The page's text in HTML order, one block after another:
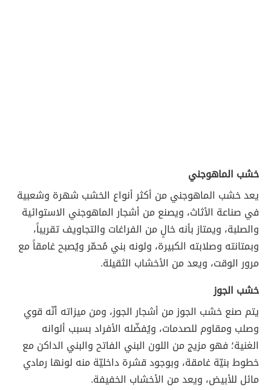
خشب الماهوجني
يعد خشب الماهوجني من أكثر أنواع الخشب شهرة وشعبية
في صناعة الأثاث، ويصنع من أشجار الماهوجني الاستوائية
والصلبة، ويمتاز بأنه خالٍ من الفراغات والتجاويف تقريباً،
وبمتانته وصلابته الكبيرة، ولونه بني مُحمّر ويُصبح غامقاً مع
مرور الوقت، ويعد من الأخشاب الثقيلة.
خشب الجوز
يتم صنع خشب الجوز من أشجار الجوز، ومن ميزاته أنّه قوي
وصلب ومقاوم للصدمات، ويُفضّله الأفراد بسبب ألوانه
الغنية؛ فهو مزيج من اللون البني الفاتح والبني الداكن مع
خطوط بنيّة غامقة، وبوجود قشرة داخليّة منه لونها رمادي
مائل للأبيض، ويعد من الأخشاب الخفيفة.